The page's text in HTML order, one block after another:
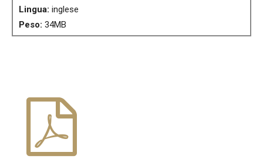
Lingua: inglese
Peso: 34MB